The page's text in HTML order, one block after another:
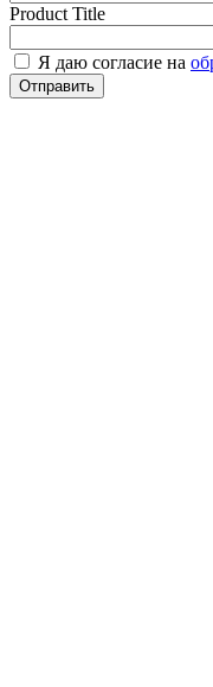
Product Title
Я даю согласие на
Отправить